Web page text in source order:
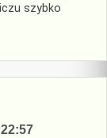
szybko